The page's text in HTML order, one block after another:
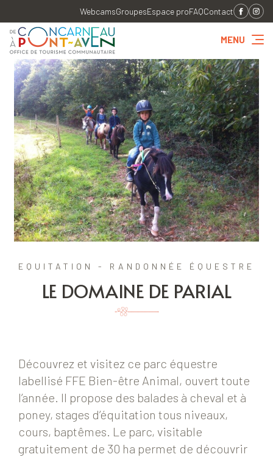
WebcamsGroupesEspace proFAQContact
MENU
EQUITATION - RANDONNÉE ÉQUESTRE
LE DOMAINE DE PARIAL
Découvrez et visitez ce parc équestre
labellisé FFE Bien-être Animal, ouvert toute
l’année. Il propose des balades à cheval et à
poney, stages d’équitation tous niveaux,
cours, baptêmes. Le parc, visitable
gratuitement de 30 ha permet de découvrir